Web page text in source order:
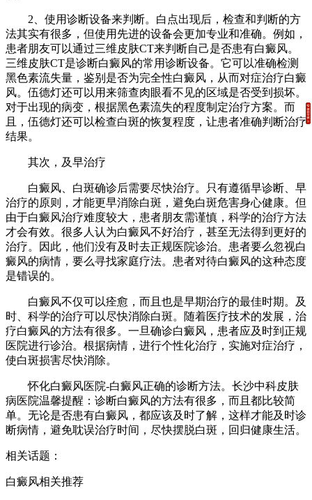
2、使用诊断设备来判断。白点出现后，检查和判断的方
法其实有很多，但使用先进的设备会更加专业和准确。例如，
患者朋友可以通过三维皮肤CT来判断自己是否患有白癜风。
三维皮肤CT是诊断白癜风的常用诊断设备。它可以准确检测
黑色素流失量，鉴别是否为完全性白癜风，从而对症治疗白癜
风。伍德灯还可以用来筛查肉眼看不见的区域是否受到损坏。
对于出现的病变，根据黑色素流失的程度制定治疗方案。而
且，伍德灯还可以检查白斑的恢复程度，让患者准确判断治疗
结果。
其次，及早治疗
白癜风、白斑确诊后需要尽快治疗。只有遵循早诊断、早
治疗的原则，才能更早消除白斑，避免白斑危害身心健康。但
由于白癜风治疗难度较大，患者朋友需谨慎，科学的治疗方法
才会有效。很多人认为白癜风不好治疗，甚至无法得到更好的
治疗。因此，他们没有及时去正规医院诊治。患者要么忽视白
癜风的病情，要么寻找家庭疗法。患者对待白癜风的这种态度
是错误的。
白癜风不仅可以痊愈，而且也是早期治疗的最佳时期。及
时、科学的治疗可以尽快消除白斑。随着医疗技术的发展，治
疗白癜风的方法有很多。一旦确诊白癜风，患者应及时到正规
医院进行诊治。根据病情，进行个性化治疗，实施对症治疗，
使白斑损害尽快消除。
怀化白癜风医院-白癜风正确的诊断方法。长沙中科皮肤
病医院温馨提醒：诊断白癜风的方法有很多，而且都比较简
单。无论是否患有白癜风，都应该及时了解，这样才能及时诊
断病情，避免耽误治疗时间，尽快摆脱白斑，回归健康生活。
相关话题：
白癜风相关推荐